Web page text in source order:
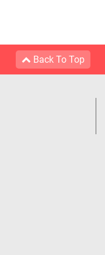
Back To Top